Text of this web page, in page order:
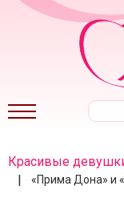
Красивые
| «Прима Дона» и